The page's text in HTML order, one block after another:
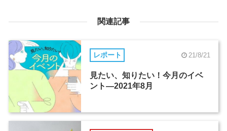
関連記事
レポート 21/8/21
見たい、知りたい！今月のイベ
ント―2021年8月